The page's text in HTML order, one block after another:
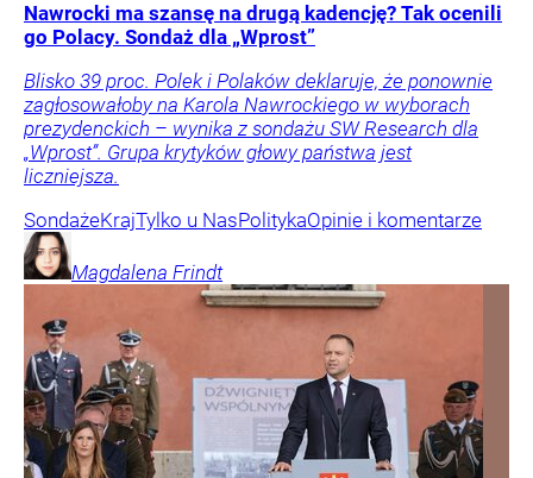
Nawrocki ma szansę na drugą kadencję? Tak ocenili
go Polacy. Sondaż dla „Wprost”
Blisko 39 proc. Polek i Polaków deklaruje, że ponownie
zagłosowałoby na Karola Nawrockiego w wyborach
prezydenckich – wynika z sondażu SW Research dla
„Wprost”. Grupa krytyków głowy państwa jest
liczniejsza.
SondażeKrajTylko u NasPolitykaOpinie i komentarze
Magdalena Frindt